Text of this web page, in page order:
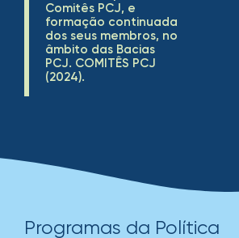
Comitês PCJ, e
formação continuada
dos seus membros, no
âmbito das Bacias
PCJ. COMITÊS PCJ
(2024).
Programas da Política